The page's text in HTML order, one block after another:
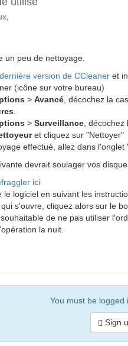
,
un peu de nettoyage:
version de CCleaner et
(icône sur votre bureau)
> Avancé, décochez la
.
> Surveillance, décochez
et cliquez sur "Nettoyer"
effectué, allez dans l'onglet
devrait soulager vos
ici
le logiciel en suivant les
s'ouvre, cliquez alors sur le
de ne pas utiliser
la nuit.
You must be logged
Sign